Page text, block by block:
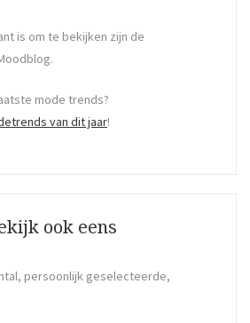
is om te bekijken zijn de
mode trends?
van dit jaar!
ook eens
persoonlijk geselecteerde,